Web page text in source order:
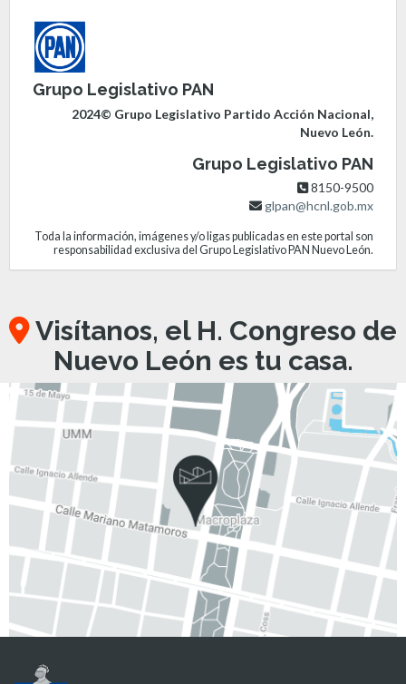
Grupo Legislativo PAN
2024© Grupo Legislativo Partido Acción Nacional,
Nuevo León.
Grupo Legislativo PAN
8150-9500
glpan@hcnl.gob.mx
Toda la información, imágenes y/o ligas publicadas en este portal son
responsabilidad exclusiva del Grupo Legislativo PAN Nuevo León.
Visítanos, el H. Congreso de
Nuevo León es tu casa.